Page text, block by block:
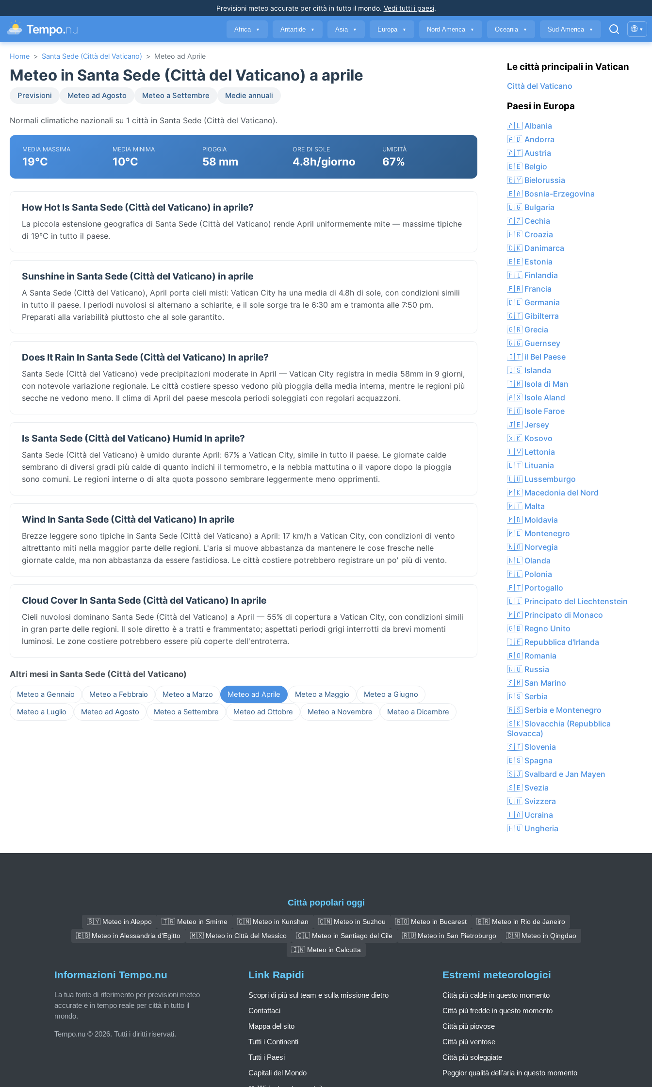
Previsioni meteo accurateper città in tutto il mondo. Vedi tutti i paesi.
Tempo.nu Africa ▼ Antartide ▼ Asia ▼ Europa ▼ Nord America ▼ Oceania ▼ Sud America ▼ 🌐 ▾
Home > Santa Sede (Città del Vaticano) > Meteo ad Aprile
Meteo in Santa Sede (Città del Vaticano) a aprile
Previsioni Meteo ad Agosto Meteo a Settembre Medie annuali
Normali climatiche nazionali su 1 città in Santa Sede (Città del Vaticano).
MEDIA MASSIMA
19°C
MEDIA MINIMA
10°C
PIOGGIA
58 mm
ORE DI SOLE
4.8h/giorno
UMIDITÀ
67%
How Hot Is Santa Sede (Città del Vaticano) in aprile?
La piccola estensione geografica di Santa Sede (Città del Vaticano) rende April uniformemente mite — massime tipiche
di 19°C in tutto il paese.
Sunshine in Santa Sede (Città del Vaticano) in aprile
A Santa Sede (Città del Vaticano), April porta cieli misti: Vatican City ha una media di 4.8h di sole, con condizioni simili
in tutto il paese. I periodi nuvolosi si alternano a schiarite, e il sole sorge tra le 6:30 am e tramonta alle 7:50 pm.
Preparati alla variabilità piuttosto che al sole garantito.
Does It Rain In Santa Sede (Città del Vaticano) In aprile?
Santa Sede (Città del Vaticano) vede precipitazioni moderate in April — Vatican City registra in media 58mm in 9 giorni,
con notevole variazione regionale. Le città costiere spesso vedono più pioggia della media interna, mentre le regioni più
secche ne vedono meno. Il clima di April del paese mescola periodi soleggiati con regolari acquazzoni.
Is Santa Sede (Città del Vaticano) Humid In aprile?
Santa Sede (Città del Vaticano) è umido durante April: 67% a Vatican City, simile in tutto il paese. Le giornate calde
sembrano di diversi gradi più calde di quanto indichi il termometro, e la nebbia mattutina o il vapore dopo la pioggia
sono comuni. Le regioni interne o di alta quota possono sembrare leggermente meno opprimenti.
Wind In Santa Sede (Città del Vaticano) In aprile
Brezze leggere sono tipiche in Santa Sede (Città del Vaticano) a April: 17 km/h a Vatican City, con condizioni di vento
altrettanto miti nella maggior parte delle regioni. L'aria si muove abbastanza da mantenere le cose fresche nelle
giornate calde, ma non abbastanza da essere fastidiosa. Le città costiere potrebbero registrare un po' più di vento.
Cloud Cover In Santa Sede (Città del Vaticano) In aprile
Cieli nuvolosi dominano Santa Sede (Città del Vaticano) a April — 55% di copertura a Vatican City, con condizioni simili
in gran parte delle regioni. Il sole diretto è a tratti e frammentato; aspettati periodi grigi interrotti da brevi momenti
luminosi. Le zone costiere potrebbero essere più coperte dell'entroterra.
Altri mesi in Santa Sede (Città del Vaticano)
Meteo a Gennaio Meteo a Febbraio Meteo a Marzo Meteo ad Aprile Meteo a Maggio
Meteo a Giugno
Meteo a Luglio
Meteo ad Agosto Meteo a Settembre Meteo ad Ottobre Meteo a Novembre Meteo a Dicembre
Le città principali in Vatican
Città del Vaticano
Paesi in Europa
🇦🇱 Albania
🇦🇩 Andorra
🇦🇹 Austria
🇧🇪 Belgio
🇧🇾 Bielorussia
🇧🇦 Bosnia-Erzegovina
🇧🇬 Bulgaria
🇨🇿 Cechia
🇭🇷 Croazia
🇩🇰 Danimarca
🇪🇪 Estonia
🇫🇮 Finlandia
🇫🇷 Francia
🇩🇪 Germania
🇬🇮 Gibilterra
🇬🇷 Grecia
🇬🇬 Guernsey
🇮🇹 il Bel Paese
🇮🇸 Islanda
🇮🇲 Isola di Man
🇦🇽 Isole Aland
🇫🇴 Isole Faroe
🇯🇪 Jersey
🇽🇰 Kosovo
🇱🇻 Lettonia
🇱🇹 Lituania
🇱🇺 Lussemburgo
🇲🇰 Macedonia del Nord
🇲🇹 Malta
🇲🇩 Moldavia
🇲🇪 Montenegro
🇳🇴 Norvegia
🇳🇱 Olanda
🇵🇱 Polonia
🇵🇹 Portogallo
🇱🇮 Principato del Liechtenstein
🇲🇨 Principato di Monaco
🇬🇧 Regno Unito
🇮🇪 Repubblica d'Irlanda
🇷🇴 Romania
🇷🇺 Russia
🇸🇲 San Marino
🇷🇸 Serbia
🇷🇸 Serbia e Montenegro
🇸🇰 Slovacchia (Repubblica
Slovacca)
🇸🇮 Slovenia
🇪🇸 Spagna
🇸🇯 Svalbard e Jan Mayen
🇸🇪 Svezia
🇨🇭 Svizzera
🇺🇦 Ucraina
🇭🇺 Ungheria
Città popolari oggi
🇸🇾 Meteo in Aleppo 🇹🇷 Meteo in Smirne 🇨🇳 Meteo in Kunshan 🇨🇳 Meteo in Suzhou 🇷🇴 Meteo in Bucarest
🇧🇷 Meteo in Rio de Janeiro
🇪🇬 Meteo in Alessandria d'Egitto
🇲🇽 Meteo in Città del Messico 🇨🇱 Meteo in Santiago del Cile 🇷🇺 Meteo in San Pietroburgo
🇨🇳 Meteo in Qingdao
🇮🇳 Meteo in Calcutta
Informazioni Tempo.nu
La tua fonte di riferimento per previsioni meteo
accurate e in tempo reale per città in tutto il
mondo.
Tempo.nu © 2026. Tutti i diritti riservati.
Link Rapidi
Scopri di più sul team e sulla missione dietro
Contattaci
Mappa del sito
Tutti i Continenti
Tutti i Paesi
Capitali del Mondo
Estremi meteorologici
Città più calde in questo momento
Città più fredde in questo momento
Città più piovose
Città più ventose
Città più soleggiate
Peggior qualità dell'aria in questo momento